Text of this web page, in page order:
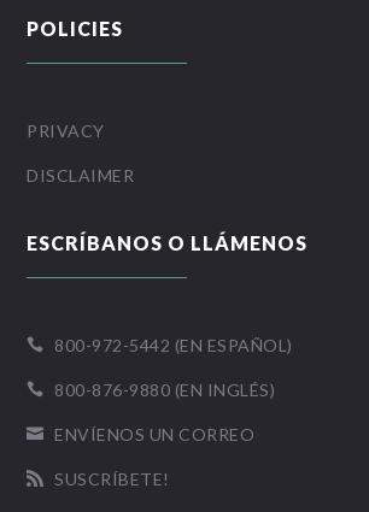
POLICIES
PRIVACY
DISCLAIMER
ESCRÍBANOS O LLÁMENOS
 800-972-5442 (EN ESPAÑOL)
 800-876-9880 (EN INGLÉS)
 ENVÍENOS UN CORREO
 SUSCRÍBETE!